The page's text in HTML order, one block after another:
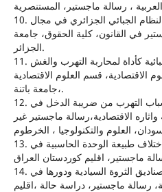
10. العياشي ،عجلان ،2005، ترشيد النظام الجبائي الجزائري في مجال
في القانون، كلية الحقوق، جامعة
الجزائر.
11. بلخوخ عیسى،2004، الرقابة الجبائیة كأداة لمحاربة التهرب والغش
الاقتصادیة، قسم العلوم الاقتصادیة
،جامعة باتنة.
12. المحارمة،وصفي،2003،اسباب التهرب من ضريبة الدخل في
واثاره الاقتصادية،رسالة ماجستير غير
13. احمد ، بايز سعيد ، 2017،دور اختلاف طبيعة الوحدة الحاسبية في
14. صبري ،هيفي عزيز ،2017، صناديق الثروة السيادية ودورها في
رسالة ماجستير، دراسة حالة ،اقليم